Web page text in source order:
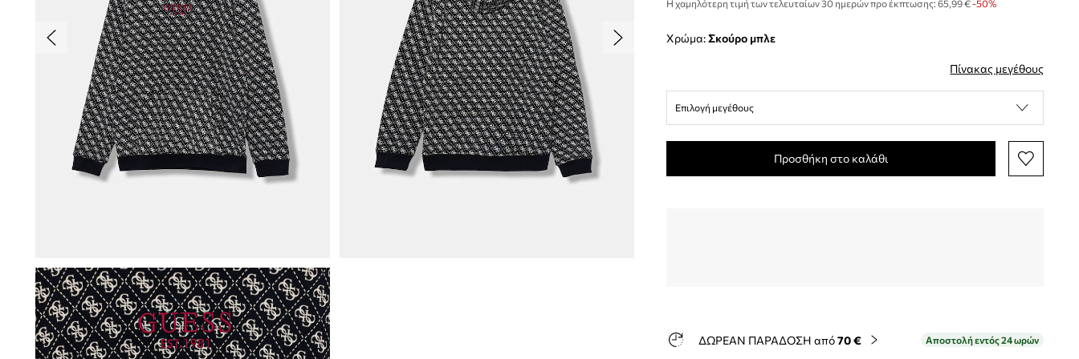
Η χαμηλότερη τιμή των τελευταίων 30 ημερών προ έκπτωσης: 65,99 € -50%
Χρώμα: σκούρο μπλε
Πίνακας μεγέθους
Επιλογή μεγέθους
Προσθήκη στο καλάθι
ΔΩΡΕΑΝ ΠΑΡΑΔΟΣΗ από70 € Αποστολή εντός 24 ωρών